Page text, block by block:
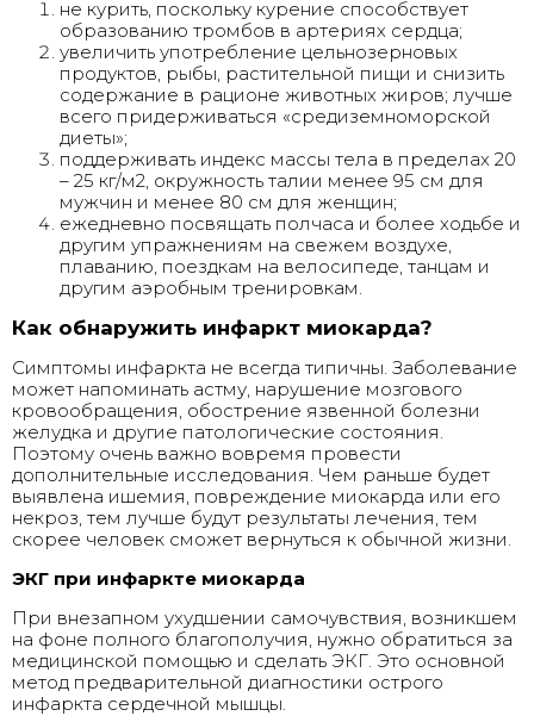
не курить, поскольку курение способствует
образованию тромбов в артериях сердца;
увеличить употребление цельнозерновых
продуктов, рыбы, растительной пищи и снизить
содержание в рационе животных жиров; лучше
всего придерживаться «средиземноморской
диеты»;
поддерживать индекс массы тела в пределах 20
– 25 кг/м2, окружность талии менее 95 см для
мужчин и менее 80 см для женщин;
ежедневно посвящать полчаса и более ходьбе и
другим упражнениям на свежем воздухе,
плаванию, поездкам на велосипеде, танцам и
другим аэробным тренировкам.
Как обнаружить инфаркт миокарда?
Симптомы инфаркта не всегда типичны. Заболевание
может напоминать астму, нарушение мозгового
кровообращения, обострение язвенной болезни
желудка и другие патологические состояния.
Поэтому очень важно вовремя провести
дополнительные исследования. Чем раньше будет
выявлена ишемия, повреждение миокарда или его
некроз, тем лучше будут результаты лечения, тем
скорее человек сможет вернуться к обычной жизни.
ЭКГ при инфаркте миокарда
При внезапном ухудшении самочувствия, возникшем
на фоне полного благополучия, нужно обратиться за
медицинской помощью и сделать ЭКГ. Это основной
метод предварительной диагностики острого
инфаркта сердечной мышцы.